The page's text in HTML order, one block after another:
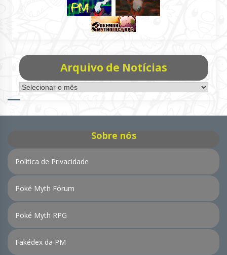
Arquivo de Notícias
Arquivo
de
Sobre nós
Política de Privacidade
Poké Myth Fórum
Poké Myth RPG
Fakédex da PM